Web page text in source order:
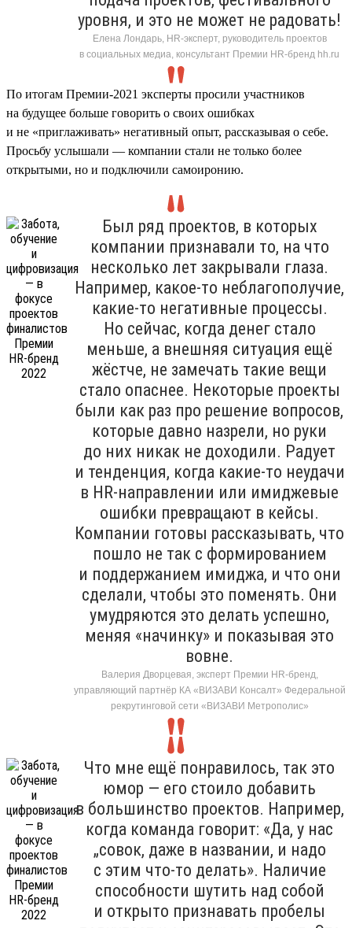
уровня, и это не может не радовать!
Елена Лондарь, HR-эксперт, руководитель проектов
в социальных медиа, консультант Премии HR-бренд hh.ru
По итогам Премии-2021 эксперты просили участников
на будущее больше говорить о своих ошибках
и не «приглаживать» негативный опыт, рассказывая о себе.
Просьбу услышали — компании стали не только более
открытыми, но и подключили самоиронию.
Был ряд проектов, в которых
компании признавали то, на что
несколько лет закрывали глаза.
Например, какое-то неблагополучие,
какие-то негативные процессы.
Но сейчас, когда денег стало
меньше, а внешняя ситуация ещё
жёстче, не замечать такие вещи
стало опаснее. Некоторые проекты
были как раз про решение вопросов,
которые давно назрели, но руки
до них никак не доходили. Радует
и тенденция, когда какие-то неудачи
в HR-направлении или имиджевые
ошибки превращают в кейсы.
Компании готовы рассказывать, что
пошло не так с формированием
и поддержанием имиджа, и что они
сделали, чтобы это поменять. Они
умудряются это делать успешно,
меняя «начинку» и показывая это
вовне.
Валерия Дворцевая, эксперт Премии HR-бренд,
управляющий партнёр КА «ВИЗАВИ Консалт» Федеральной
рекрутинговой сети «ВИЗАВИ Метрополис»
Что мне ещё понравилось, так это
юмор — его стоило добавить
в большинство проектов. Например,
когда команда говорит: «Да, у нас
„совок, даже в названии, и надо
с этим что-то делать». Наличие
способности шутить над собой
и открыто признавать пробелы